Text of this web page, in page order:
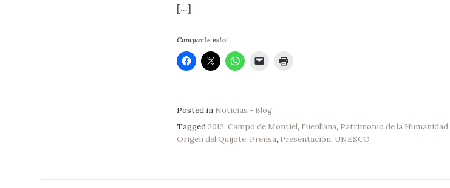
[...]
Comparte esto:
Posted in Noticias - Blog
Tagged2012, Campo de Montiel, Fuenllana, Patrimonio de la Humanidad,
Origen del Quijote, Prensa, Presentación, UNESCO